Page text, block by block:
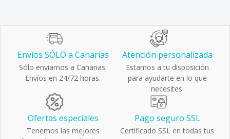
Envíos SÓLO a Canarias
Sólo enviamos a Canarias.
Envíos en 24/72 horas.
Atención personalizada
Estamos a tu disposición
para ayudarte en lo que
necesites.
Ofertas especiales
Tenemos las mejores
Pago seguro SSL
Certificado SSL en todas tus